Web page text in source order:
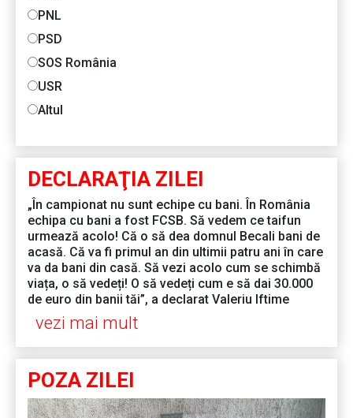
PNL
PSD
SOS România
USR
Altul
DECLARAŢIA ZILEI
„În campionat nu sunt echipe cu bani. În România
echipa cu bani a fost FCSB. Să vedem ce taifun
urmează acolo! Că o să dea domnul Becali bani de
acasă. Că va fi primul an din ultimii patru ani în care
va da bani din casă. Să vezi acolo cum se schimbă
viața, o să vedeți! O să vedeți cum e să dai 30.000
de euro din banii tăi”, a declarat Valeriu Iftime
vezi mai mult
POZA ZILEI